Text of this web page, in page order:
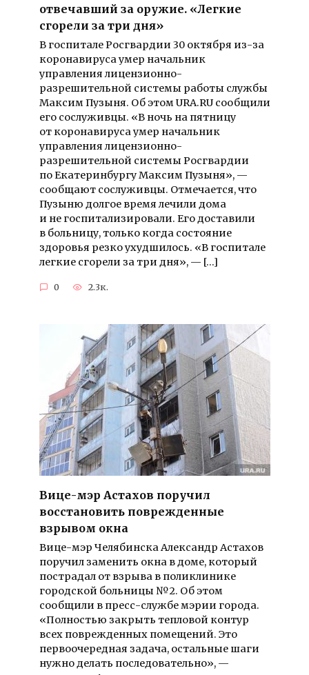
отвечавший за оружие. «Легкие
сгорели за три дня»
В госпитале Росгвардии 30 октября из-за
коронавируса умер начальник
управления лицензионно-
разрешительной системы работы службы
Максим Пузыня. Об этом URA.RU сообщили
его сослуживцы. «В ночь на пятницу
от коронавируса умер начальник
управления лицензионно-
разрешительной системы Росгвардии
по Екатеринбургу Максим Пузыня», —
сообщают сослуживцы. Отмечается, что
Пузыню долгое время лечили дома
и не госпитализировали. Его доставили
в больницу, только когда состояние
здоровья резко ухудшилось. «В госпитале
легкие сгорели за три дня», — […]
0 2.3к.
Вице-мэр Астахов поручил
восстановить поврежденные
взрывом окна
Вице-мэр Челябинска Александр Астахов
поручил заменить окна в доме, который
пострадал от взрыва в поликлинике
городской больницы №2. Об этом
сообщили в пресс-службе мэрии города.
«Полностью закрыть тепловой контур
всех поврежденных помещений. Это
первоочередная задача, остальные шаги
нужно делать последовательно», —